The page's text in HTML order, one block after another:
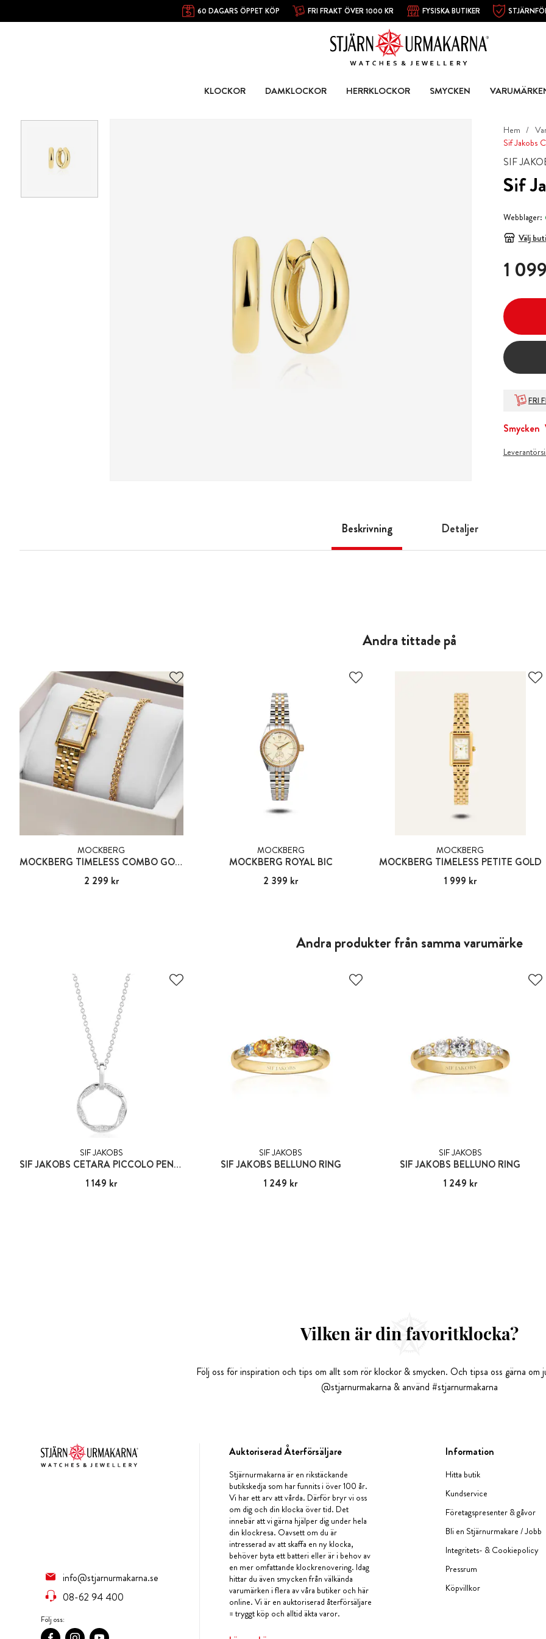
60 DAGARS ÖPPET KÖP FRI FRAKT ÖVER 1000 KR FYSISKA BUTIKER
KLOCKOR DAMKLOCKOR HERRKLOCKOR SMYCKEN
Hem
Sif Jakobs
SIF
Sif
Webblager:
Välj
Pris:1
1
FRI
Smycken
Beskrivning Detaljer
Andra tittade på
MOCKBERG
MOCKBERG TIMELESS COMBO GOLD
Pris :2 299 kr
2 299 kr
MOCKBERG
MOCKBERG ROYAL BIC
Pris :2 399 kr
2 399 kr
MOCKBERG
MOCKBERG TIMELESS PETITE GOLD
Pris :1 999 kr
1 999 kr
Andra produkter från samma varumärke
SIF JAKOBS
SIF JAKOBS CETARA PICCOLO PENDANT
Pris :1 149 kr
1 149 kr
SIF JAKOBS
SIF JAKOBS BELLUNO RING
Pris :1 249 kr
1 249 kr
SIF JAKOBS
SIF JAKOBS BELLUNO RING
Pris :1 249 kr
1 249 kr
Vilken är din favoritklocka?
Följ oss för inspiration och tips om allt som rör klockor & smycken. Och tipsa oss gärna om
@stjarnurmakarna & använd #stjarnurmakarna
info@stjarnurmakarna.se
08-62 94 400
Följ oss:
Auktoriserad Återförsäljare
Stjärnurmakarna är en rikstäckande
butikskedja som har funnits i över 100 år.
Vi har ett arv att vårda. Därför bryr vi oss
om dig och din klocka över tid. Det
innebär att vi gärna hjälper dig under hela
din klockresa. Oavsett om du är
intresserad av att skaffa en ny klocka,
behöver byta ett batteri eller är i behov av
en mer omfattande klockrenovering. Idag
hittar du även smycken från välkända
varumärken i flera av våra butiker och här
online. Vi är en auktoriserad återförsäljare
= tryggt köp och alltid äkta varor.
Information
Hitta butik
Kundservice
Företagspresenter & gåvor
Bli en Stjärnurmakare / Jobb
Integritets- & Cookiepolicy
Pressrum
Köpvillkor